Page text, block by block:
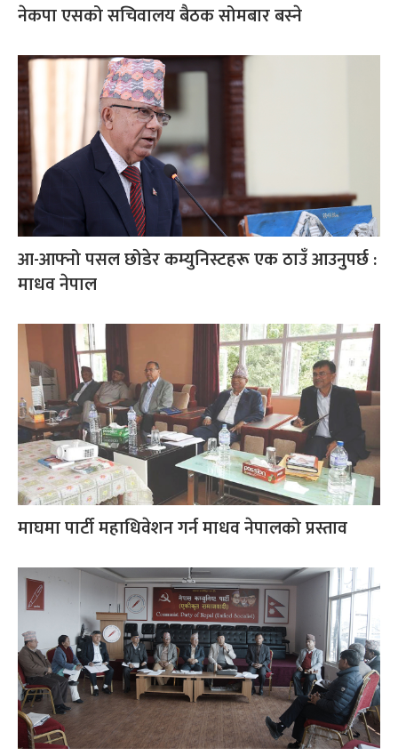
नेकपा एसको सचिवालय बैठक सोमबार बस्‍ने
आ-आफ्नो पसल छोडेर कम्युनिस्टहरू एक ठाउँ आउनुपर्छ :
माधव नेपाल
माघमा पार्टी महाधिवेशन गर्न माधव नेपालको प्रस्ताव